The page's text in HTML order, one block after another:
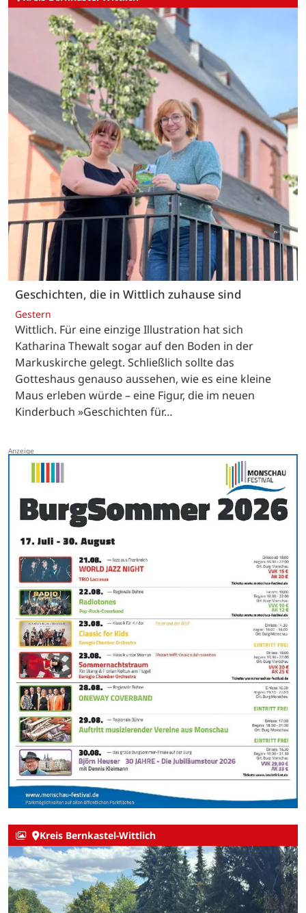
Geschichten, die in Wittlich zuhause sind
Gestern
Wittlich. Für eine einzige Illustration hat sich
Katharina Thewalt sogar auf den Boden in der
Markuskirche gelegt. Schließlich sollte das
Gotteshaus genauso aussehen, wie es eine kleine
Maus erleben würde – eine Figur, die im neuen
Kinderbuch »Geschichten für…
Kreis Bernkastel-Wittlich